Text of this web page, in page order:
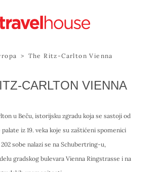
> The Ritz-Carlton Vienna
CARLTON VIENNA
u Beču, istorijsku zgradu koja se sastoji od
iz 19. veka koje su zaštićeni spomenici
sobe nalazi se na Schubertring-u,
gradskog bulevara Vienna Ringstrasse i na